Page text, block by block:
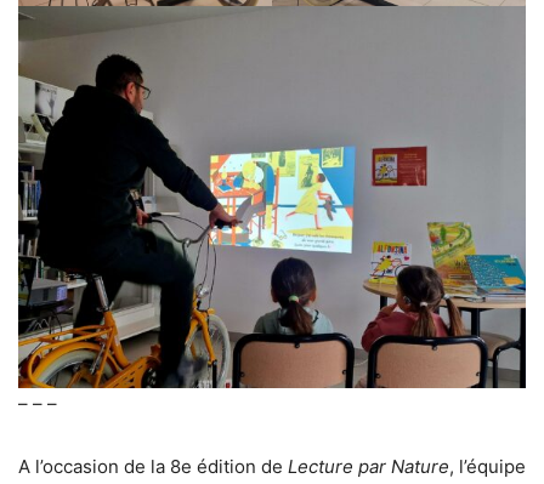
– – –
A l’occasion de la 8e édition de Lecture par Nature, l’équipe